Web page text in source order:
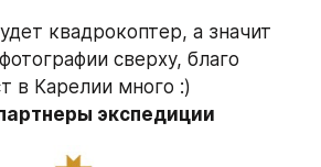
квадрокоптер, а значит
сверху, благо
в Карелии много :)
экспедиции